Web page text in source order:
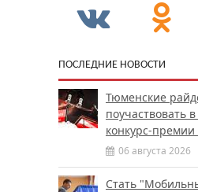
ПОСЛЕДНИЕ НОВОСТИ
Тюменские
поучаствовать
конкурс-
06 августа 2026
Стать